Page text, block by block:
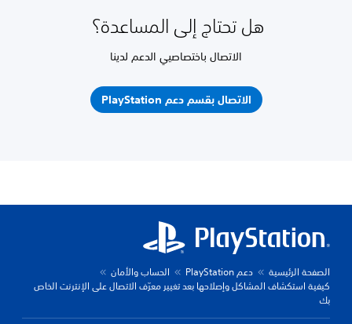
هل تحتاج إلى المساعدة؟
الاتصال باختصاصيي الدعم لدينا
الاتصال بقسم دعم PlayStation
الصفحة الرئيسية دعم PlayStation
الحساب والأمان
كيفية استكشاف المشاكل وإصلاحها بعد تغيير معرّف الاتصال على الإنترنت الخاص
بك